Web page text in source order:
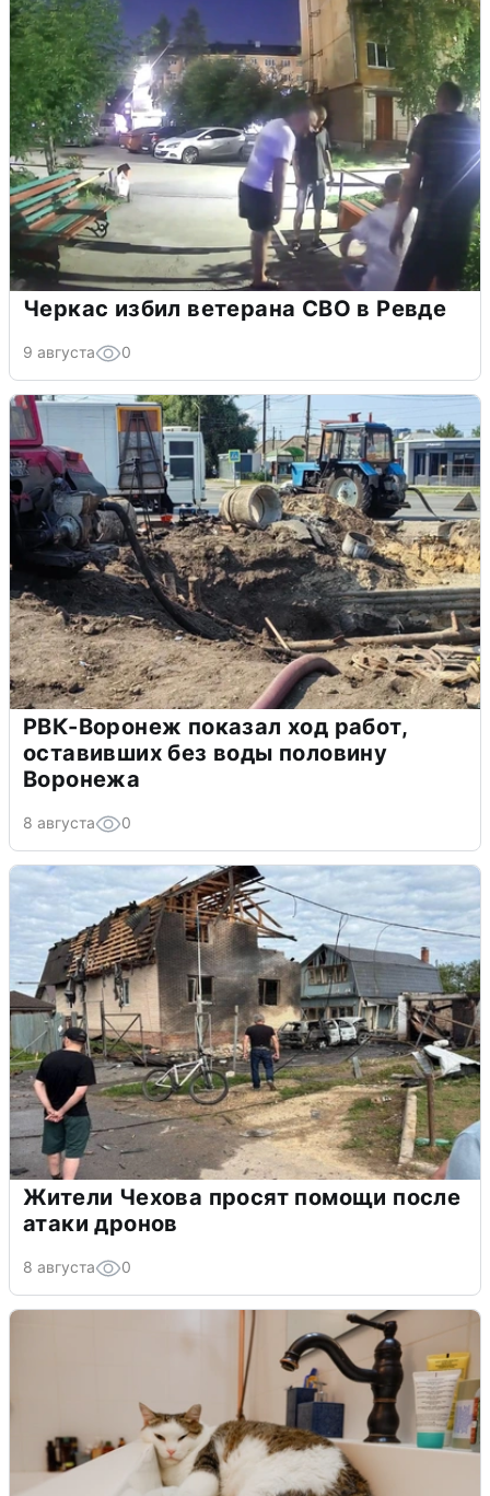
Черкас избил ветерана СВО в Ревде
9 августа 0
РВК-Воронеж показал ход работ,
оставивших без воды половину
Воронежа
8 августа 0
Жители Чехова просят помощи после
атаки дронов
8 августа 0